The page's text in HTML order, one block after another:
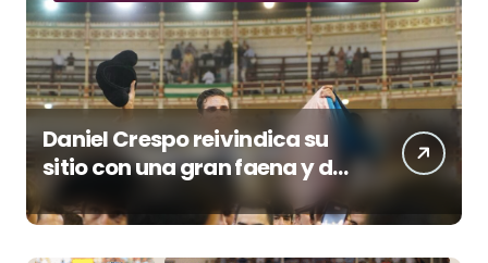
Daniel Crespo reivindica su
sitio con una gran faena y dos
orejas